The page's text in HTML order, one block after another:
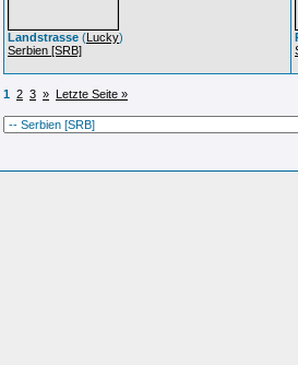
Landstrasse (Lucky)
Serbien [SRB]
1 2 3 » Letzte Seite »